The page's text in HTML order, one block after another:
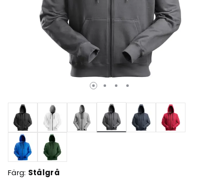
Valda
Färg: Stålgrå